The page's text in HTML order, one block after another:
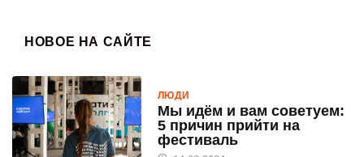
НОВОЕ НА САЙТЕ
ЛЮДИ
Мы идём и вам советуем:
5 причин прийти на
фестиваль